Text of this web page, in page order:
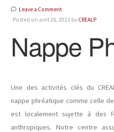
Leave a Comment
Posted on avril 26, 2021 by CREALP
Nappe
Une des activités clés du
nappe phréatique comme celle
est localement sujette à des
anthropiques. Notre centre